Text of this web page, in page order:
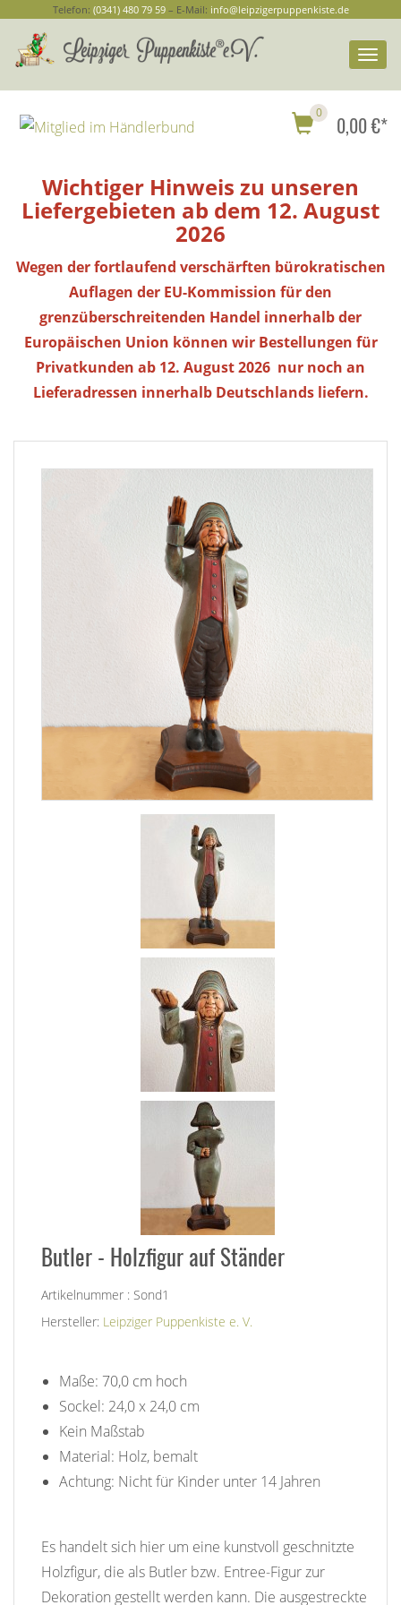
Telefon: (0341) 480 79 59– E-Mail: info@leipzigerpuppenkiste.de
0 0,00 €*
Wichtiger Hinweis zu unseren
Liefergebieten ab dem 12. August
2026
Wegen der fortlaufend verschärften bürokratischen
Auflagen der EU-Kommission für den
grenzüberschreitenden Handel innerhalb der
Europäischen Union können wir Bestellungen für
Privatkunden ab 12. August 2026 nur noch an
Lieferadressen innerhalb Deutschlands liefern.
Butler - Holzfigur auf Ständer
Artikelnummer : Sond1
Hersteller: Leipziger Puppenkiste e. V.
Maße: 70,0 cm hoch
Sockel: 24,0 x 24,0 cm
Kein Maßstab
Material: Holz, bemalt
Achtung: Nicht für Kinder unter 14 Jahren
Es handelt sich hier um eine kunstvoll geschnitzte
Holzfigur, die als Butler bzw. Entree-Figur zur
Dekoration gestellt werden kann. Die ausgestreckte